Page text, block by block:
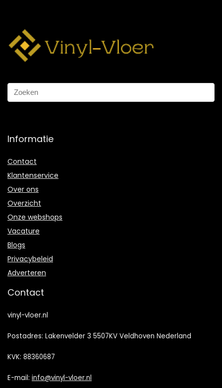
Informatie
Contact
Klantenservice
Over ons
Overzicht
Onze webshops
Vacature
Blogs
Privacybeleid
Adverteren
Contact
vinyl-vloer.nl
Postadres: Lakenvelder 3 5507KV Veldhoven Nederland
KVK: 88360687
E-mail: info@vinyl-vloer.nl